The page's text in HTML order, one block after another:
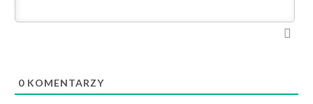
0 KOMENTARZY